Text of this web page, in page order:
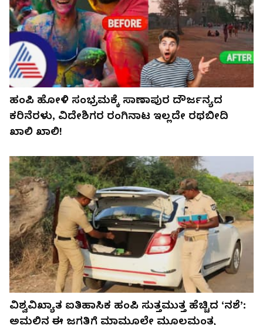
ಹಂಪಿ ಹೋಳಿ ಸಂಭ್ರಮಕ್ಕೆ ಸಾಣಾಪುರ ದೌರ್ಜನ್ಯದ
ಕರಿನೆರಳು, ವಿದೇಶಿಗರ ರಂಗಿನಾಟ ಇಲ್ಲದೇ ರಥಬೀದಿ
ಖಾಲಿ ಖಾಲಿ!
ವಿಶ್ವವಿಖ್ಯಾತ ಐತಿಹಾಸಿಕ ಹಂಪಿ ಸುತ್ತಮುತ್ತ ಹೆಚ್ಚಿದ ‘ನಶೆ’:
ಅಮಲಿನ ಈ ಜಗತ್ತಿಗೆ ಮಾಮೂಲೇ ಮೂಲಮಂತ್ರ